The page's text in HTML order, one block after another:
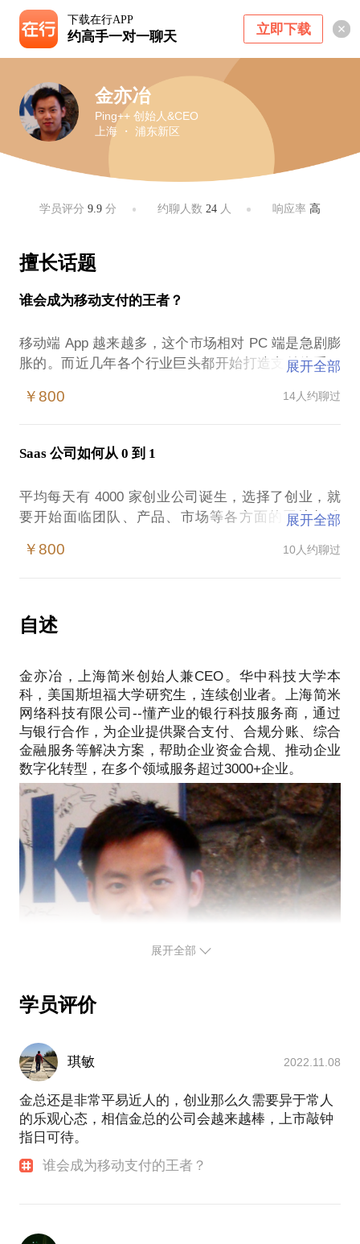
下载在行APP
约高手一对一聊天 立即下载
金亦冶
Ping++ 创始人&CEO
上海 ・ 浦东新区
学员评分9.9 分 约聊人数 24人 响应率 高
擅长话题
谁会成为移动支付的王者？
移动端 App 越来越多，这个市场相对 PC 端是急剧膨
胀的。而近几年各个行业巨头都开始打造支付体系，
格局的天山王之战。
模式，而且利润颇丰，比如现在的腾讯游戏和曾经的
Zynga。但这种盈利模式的结构性脆弱也在某种程度
于是寻找新的爆发点，成为了这类公司的重要议题，
而这次大家似乎都把眼光投向了支付行业。微信支付
的横空出世挑战了支付宝在国内支付行业的地位。去
的威力。
iOS 和 Android 在移动领域的比拼：Apple Pay，
Google Wallet；
怎样看待从电商拆分出来的宝们？
IM 集体转向支付的野心，从微信，Facebook，
Twitter，Snapchat说起；
零售商在支付领域的反击：星巴克、沃尔玛、万
达……；
支付行业的颠覆者：Square， Stripe，Affirm，
展开全部
￥800 14人约聊过
Saas 公司如何从 0 到 1
平均每天有 4000 家创业公司诞生，选择了创业，就
要开始面临团队、产品、市场等各方面的困境与难
这些问题：
伪需求？
不懂怎样去开拓市场。
0 开始做 Ping++，这是一个 To B 的产品，2 年内服
务了 9000 家签约客户，对创业公司从 0 到 1 再到
100 的过程有丰富的理论和实战经验。我可以在约见
中与你分享：
教你核心团队的组建该按什么标准来招每一个人；
教你通过哪几点来得到真实的客户需求；
Saas 公司怎么从 0 开始做市场。
PS.在选择与我见面前，请把你的问题更具体化。毕
竟一小时的谈话只能解决一个小问题。请把你的问题
提前发给我，方便我做更精确的准备，提升见面效
展开全部
￥800 10人约聊过
自述
金亦冶，上海简米创始人兼CEO。华中科技大学本
科，美国斯坦福大学研究生，连续创业者。上海简米
网络科技有限公司--懂产业的银行科技服务商，通过
与银行合作，为企业提供聚合支付、合规分账、综合
金融服务等解决方案，帮助企业资金合规、推动企业
展开全部
学员评价
琪敏 2022.11.08
金总还是非常平易近人的，创业那么久需要异于常人
的乐观心态，相信金总的公司会越来越棒，上市敲钟
指日可待。
谁会成为移动支付的王者？